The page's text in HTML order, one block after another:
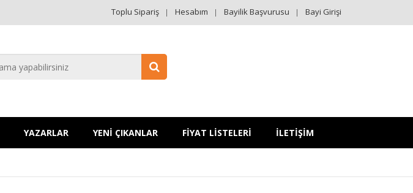
Toplu Sipariş Hesabım Bayilik Başvurusu Bayi Girişi
YAZARLAR YENİ ÇIKANLAR FİYAT LİSTELERİ İLETİŞİM